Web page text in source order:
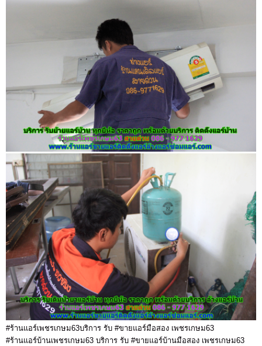
#ร้านแอร์เพชรเกษม63บริการ รับ #ขายแอร์มือสอง เพชรเกษม63
#ร้านแอร์บ้านเพชรเกษม63 บริการ รับ #ขายแอร์บ้านมือสอง เพชรเกษม63